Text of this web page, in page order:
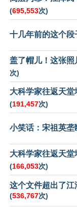
(695,553次)
十几年前的这个段
盖了帽儿！这张
次)
大科学家往返天
(191,457次)
小笑话：宋祖英
大科学家往返天
(166,053次)
这个文件超出了
(536,767次)